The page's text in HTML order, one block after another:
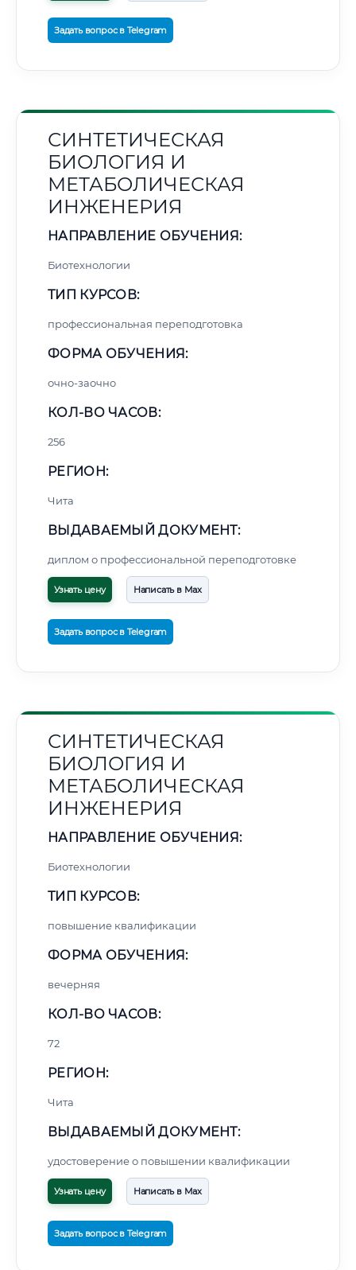
Задать вопрос в Telegram
СИНТЕТИЧЕСКАЯ
БИОЛОГИЯ И
МЕТАБОЛИЧЕСКАЯ
ИНЖЕНЕРИЯ
НАПРАВЛЕНИЕ ОБУЧЕНИЯ:
Биотехнологии
ТИП КУРСОВ:
профессиональная переподготовка
ФОРМА ОБУЧЕНИЯ:
очно-заочно
КОЛ-ВО ЧАСОВ:
256
РЕГИОН:
Чита
ВЫДАВАЕМЫЙ ДОКУМЕНТ:
диплом о профессиональной переподготовке
Узнать цену Написать в Max
Задать вопрос в Telegram
СИНТЕТИЧЕСКАЯ
БИОЛОГИЯ И
МЕТАБОЛИЧЕСКАЯ
ИНЖЕНЕРИЯ
НАПРАВЛЕНИЕ ОБУЧЕНИЯ:
Биотехнологии
ТИП КУРСОВ:
повышение квалификации
ФОРМА ОБУЧЕНИЯ:
вечерняя
КОЛ-ВО ЧАСОВ:
72
РЕГИОН:
Чита
ВЫДАВАЕМЫЙ ДОКУМЕНТ:
удостоверение о повышении квалификации
Узнать цену Написать в Max
Задать вопрос в Telegram